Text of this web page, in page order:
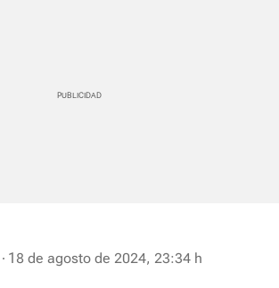
18 de agosto de 2024, 23:34 h